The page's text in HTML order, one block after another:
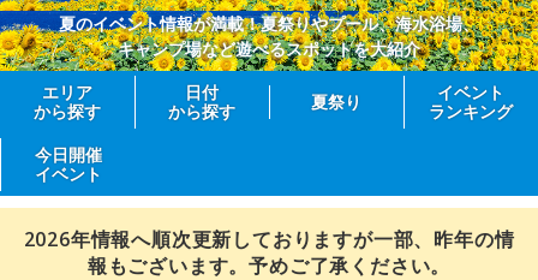
夏のイベント情報が満載！夏祭りやプール、海水浴場、
キャンプ場など遊べるスポットを大紹介
エリア
から探す
日付
から探す
夏祭り
イベント
ランキング
今日開催
イベント
2026年情報へ順次更新しておりますが一部、昨年の情
報もございます。予めご了承ください。